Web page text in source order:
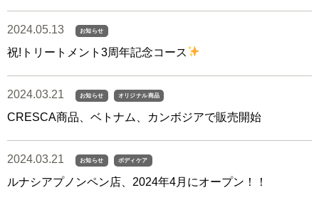
2024.05.13 お知らせ
祝!トリートメント3周年記念コース
2024.03.21 お知らせ オリジナル商品
CRESCA商品、ベトナム、カンボジアで販売開始
2024.03.21 お知らせ ボディケア
ルナシアプノンペン店、2024年4月にオープン！！